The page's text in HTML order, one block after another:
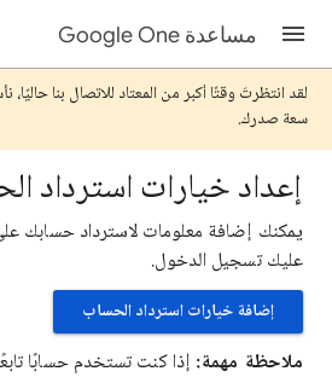
مساعدة Google One
لقد انتظرتَ وقتًا أكبر من المعتاد للاتصال بنا
سعة صدرك.
إعداد خيارات استرداد
عليك تسجيل الدخول.
إضافة خيارات استرداد الحساب
ملاحظة مهمة: إذا كنت تستخدم حسابًا